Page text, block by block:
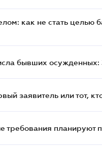
как не стать целью
бывших осужденных:
заявитель или тот,
требования планируют